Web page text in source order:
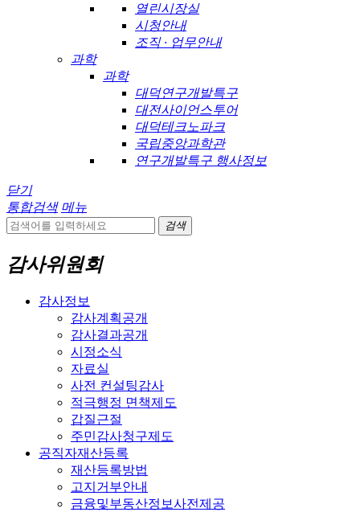
열린시장실
시청안내
조직 · 업무안내
과학
과학
대덕연구개발특구
대전사이언스투어
대덕테크노파크
국립중앙과학관
연구개발특구 행사정보
닫기
통합검색 메뉴
검색
감사위원회
감사정보
감사계획공개
감사결과공개
시정소식
자료실
사전 컨설팅감사
적극행정 면책제도
갑질근절
주민감사청구제도
공직자재산등록
재산등록방법
고지거부안내
금융및부동산정보사전제공